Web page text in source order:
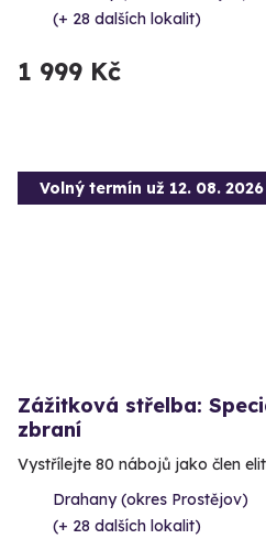
(+ 28 dalších lokalit)
1 999 Kč
Volný termín už 12. 08. 2026
Zážitková střelba:
zbraní
Vystřílejte 80 nábojů jako člen
Drahany (okres Prostějov)
(+ 28 dalších lokalit)